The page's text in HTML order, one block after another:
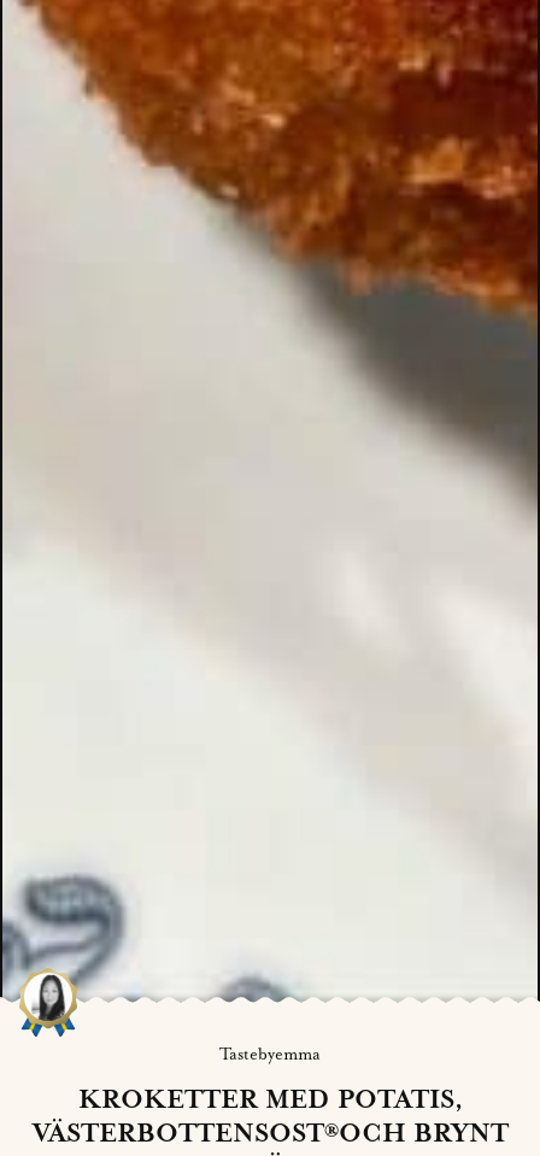
Tastebyemma
KROKETTER MED POTATIS,
VÄSTERBOTTENSOST®OCH BRYNT